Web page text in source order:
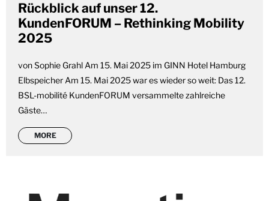
Rückblick auf unser 12.
KundenFORUM – Rethinking Mobility
2025
von Sophie Grahl Am 15. Mai 2025 im GINN Hotel Hamburg
Elbspeicher Am 15. Mai 2025 war es wieder so weit: Das 12.
BSL-mobilité KundenFORUM versammelte zahlreiche
Gäste…
MORE